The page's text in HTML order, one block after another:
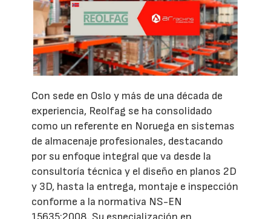
Con sede en Oslo y más de una década de
experiencia, Reolfag se ha consolidado
como un referente en Noruega en sistemas
de almacenaje profesionales, destacando
por su enfoque integral que va desde la
consultoría técnica y el diseño en planos 2D
y 3D, hasta la entrega, montaje e inspección
conforme a la normativa NS-EN